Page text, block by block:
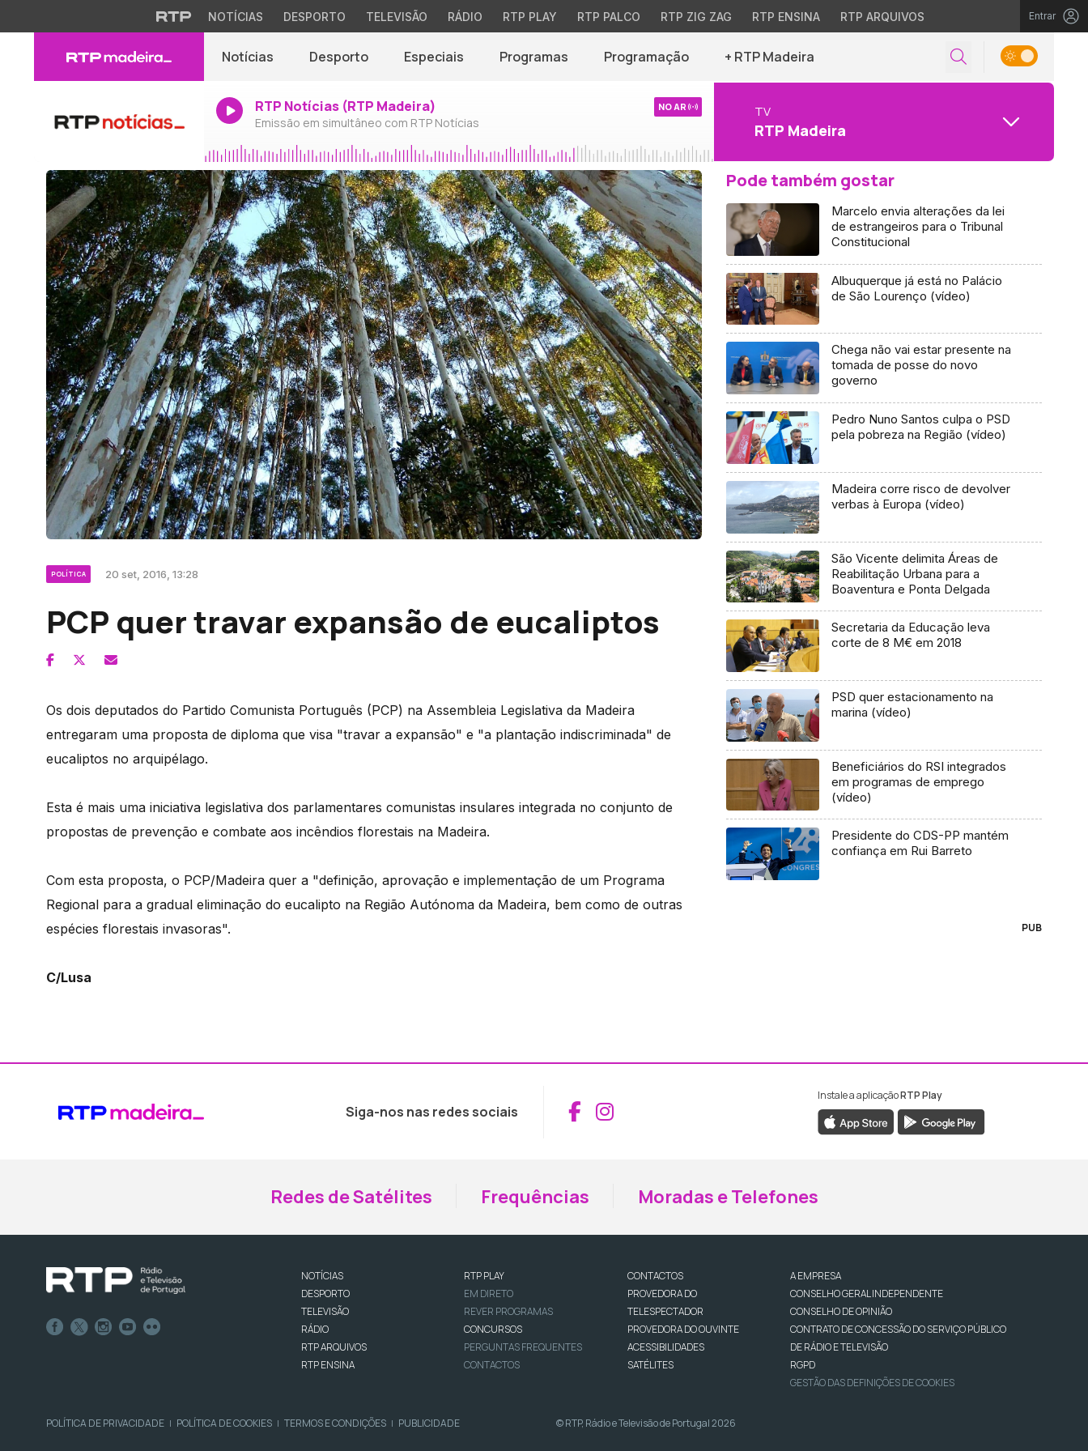
NOTÍCIAS DESPORTO TELEVISÃO RÁDIO RTP PLAY RTP PALCO RTP ZIG ZAG RTP ENSINA RTP ARQUIVOS Entrar
Notícias Desporto Especiais Programas Programação + RTP Madeira
RTP Notícias (RTP Madeira)
Emissão em simultâneo com RTP Notícias
NO AR TV
RTP Madeira
POLÍTICA 20 set, 2016, 13:28
PCP quer travar expansão de eucaliptos
Os dois deputados do Partido Comunista Português (PCP) na Assembleia Legislativa da Madeira
entregaram uma proposta de diploma que visa "travar a expansão" e "a plantação indiscriminada" de
eucaliptos no arquipélago.
Esta é mais uma iniciativa legislativa dos parlamentares comunistas insulares integrada no conjunto de
propostas de prevenção e combate aos incêndios florestais na Madeira.
Com esta proposta, o PCP/Madeira quer a "definição, aprovação e implementação de um Programa
Regional para a gradual eliminação do eucalipto na Região Autónoma da Madeira, bem como de outras
espécies florestais invasoras".
C/Lusa
Pode também gostar
Marcelo envia alterações da lei
de estrangeiros para o Tribunal
Constitucional
Albuquerque já está no Palácio
de São Lourenço (vídeo)
Chega não vai estar presente na
tomada de posse do novo
governo
Pedro Nuno Santos culpa o PSD
pela pobreza na Região (vídeo)
Madeira corre risco de devolver
verbas à Europa (vídeo)
São Vicente delimita Áreas de
Reabilitação Urbana para a
Boaventura e Ponta Delgada
Secretaria da Educação leva
corte de 8 M€ em 2018
PSD quer estacionamento na
marina (vídeo)
Beneficiários do RSI integrados
em programas de emprego
(vídeo)
Presidente do CDS-PP mantém
confiança em Rui Barreto
PUB
Siga-nos nas redes sociais Aceder ao Facebook da RTP Madeira
Aceder ao Instagram da RTP Madeira
Instale a aplicaçãoRTP Play
Redes de Satélites Frequências Moradas e Telefones
NOTÍCIAS
DESPORTO
TELEVISÃO
RÁDIO
RTP ARQUIVOS
RTP ENSINA
RTP PLAY
EM DIRETO
REVER PROGRAMAS
CONCURSOS
PERGUNTAS FREQUENTES
CONTACTOS
CONTACTOS
PROVEDORA DO
TELESPECTADOR
PROVEDORA DO OUVINTE
ACESSIBILIDADES
SATÉLITES
A EMPRESA
CONSELHO GERAL INDEPENDENTE
CONSELHO DE OPINIÃO
CONTRATO DE CONCESSÃO DO SERVIÇO PÚBLICO
DE RÁDIO E TELEVISÃO
RGPD
GESTÃO DAS DEFINIÇÕES DE COOKIES
POLÍTICA DE PRIVACIDADE | POLÍTICA DE COOKIES | TERMOS E CONDIÇÕES | PUBLICIDADE © RTP, Rádio e Televisão de Portugal 2026